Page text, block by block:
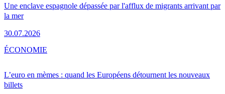
Une enclave espagnole dépassée par l'afflux de migrants arrivant par
la mer
30.07.2026
L’euro en mèmes : quand les Européens détournent les nouveaux
billets
ÉCONOMIE